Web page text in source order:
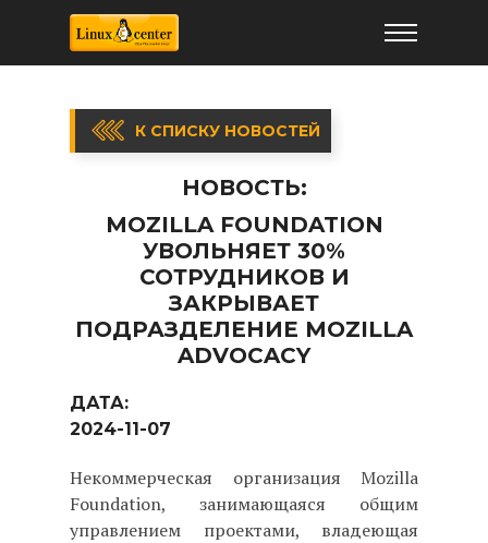
К СПИСКУ НОВОСТЕЙ
НОВОСТЬ:
MOZILLA FOUNDATION
УВОЛЬНЯЕТ 30%
СОТРУДНИКОВ И
ЗАКРЫВАЕТ
ПОДРАЗДЕЛЕНИЕ MOZILLA
ADVOCACY
ДАТА:
2024-11-07
Некоммерческая организация Mozilla
Foundation, занимающаяся общим
управлением проектами, владеющая